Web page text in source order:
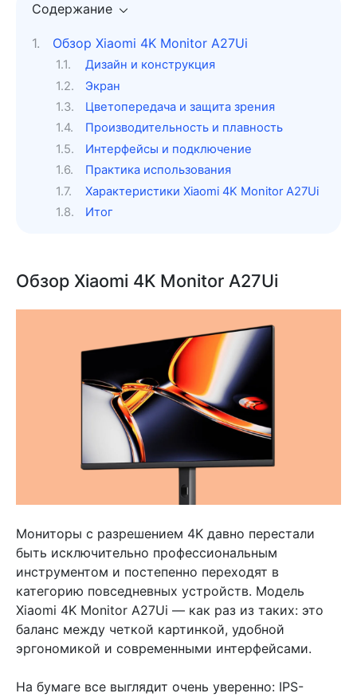
Содержание
Обзор Xiaomi 4K Monitor A27Ui
Дизайн и конструкция
Экран
Цветопередача и защита зрения
Производительность и плавность
Интерфейсы и подключение
Практика использования
Характеристики Xiaomi 4K Monitor A27Ui
Итог
Обзор Xiaomi 4K Monitor A27Ui
Мониторы с разрешением 4K давно перестали
быть исключительно профессиональным
инструментом и постепенно переходят в
категорию повседневных устройств. Модель
Xiaomi 4K Monitor A27Ui — как раз из таких: это
баланс между четкой картинкой, удобной
эргономикой и современными интерфейсами.
На бумаге все выглядит очень уверенно: IPS-